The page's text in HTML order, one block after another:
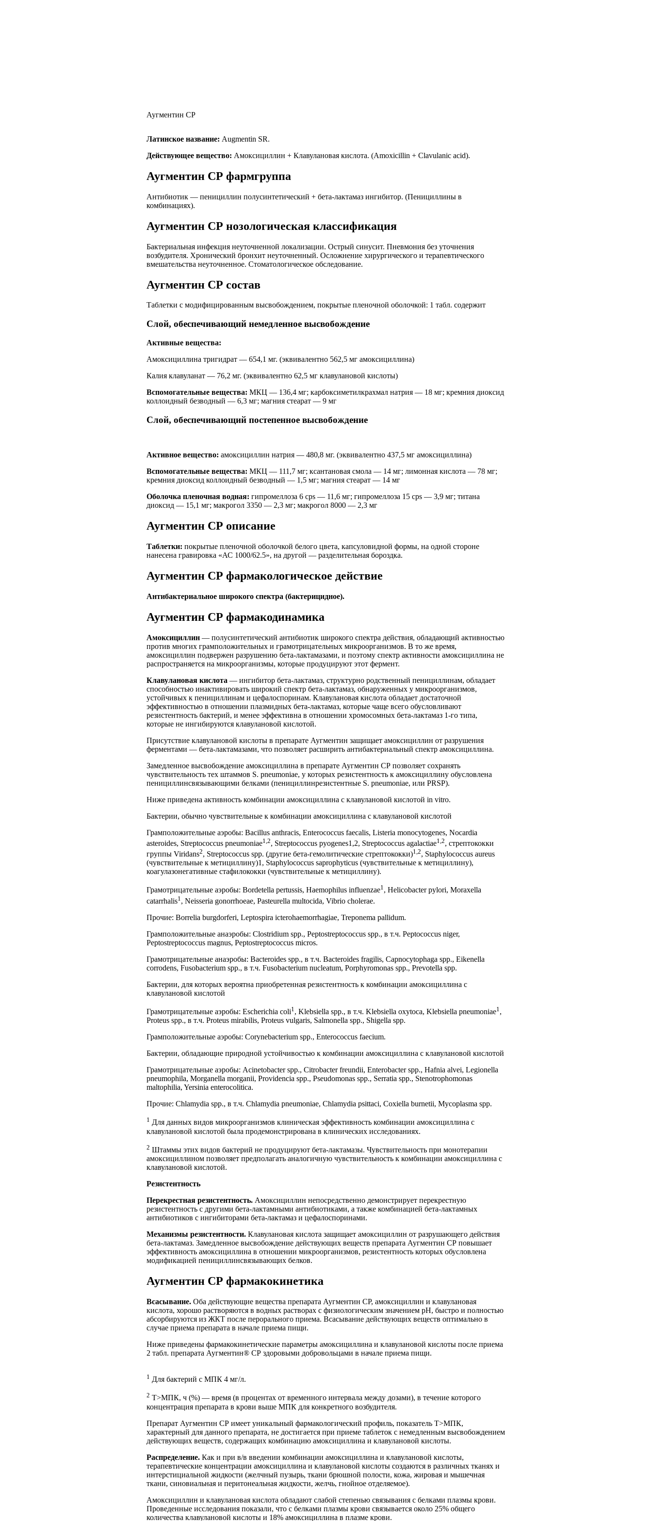
Аугментин СР
Латинское название: Augmentin SR.
Действующее вещество: Амоксициллин + Клавулановая кислота. (Amoxicillin + Clavulanic acid).
Аугментин СР фармгруппа
Антибиотик — пенициллин полусинтетический + бета-лактамаз ингибитор. (Пенициллины в
комбинациях).
Аугментин СР нозологическая классификация
Бактериальная инфекция неуточненной локализации. Острый синусит. Пневмония без уточнения
возбудителя. Хронический бронхит неуточненный. Осложнение хирургического и терапевтического
вмешательства неуточненное. Стоматологическое обследование.
Аугментин СР состав
Таблетки с модифицированным высвобождением, покрытые пленочной оболочкой: 1 табл. содержит
Слой, обеспечивающий немедленное высвобождение
Активные вещества:
Амоксициллина тригидрат — 654,1 мг. (эквивалентно 562,5 мг амоксициллина)
Калия клавуланат — 76,2 мг. (эквивалентно 62,5 мг клавулановой кислоты)
Вспомогательные вещества: МКЦ — 136,4 мг; карбоксиметилкрахмал натрия — 18 мг; кремния диоксид
коллоидный безводный — 6,3 мг; магния стеарат — 9 мг
Слой, обеспечивающий постепенное высвобождение
Активное вещество: амоксициллин натрия — 480,8 мг. (эквивалентно 437,5 мг амоксициллина)
Вспомогательные вещества: МКЦ — 111,7 мг; ксантановая смола — 14 мг; лимонная кислота — 78 мг;
кремния диоксид коллоидный безводный — 1,5 мг; магния стеарат — 14 мг
Оболочка пленочная водная: гипромеллоза 6 cps — 11,6 мг; гипромеллоза 15 cps — 3,9 мг; титана
диоксид — 15,1 мг; макрогол 3350 — 2,3 мг; макрогол 8000 — 2,3 мг
Аугментин СР описание
Таблетки: покрытые пленочной оболочкой белого цвета, капсуловидной формы, на одной стороне
нанесена гравировка «АС 1000/62.5», на другой — разделительная бороздка.
Аугментин СР фармакологическое действие
Антибактериальное широкого спектра (бактерицидное).
Аугментин СР фармакодинамика
Амоксициллин — полусинтетический антибиотик широкого спектра действия, обладающий активностью
против многих грамположительных и грамотрицательных микроорганизмов. В то же время,
амоксициллин подвержен разрушению бета-лактамазами, и поэтому спектр активности амоксициллина не
распространяется на микроорганизмы, которые продуцируют этот фермент.
Клавулановая кислота — ингибитор бета-лактамаз, структурно родственный пенициллинам, обладает
способностью инактивировать широкий спектр бета-лактамаз, обнаруженных у микроорганизмов,
устойчивых к пенициллинам и цефалоспоринам. Клавулановая кислота обладает достаточной
эффективностью в отношении плазмидных бета-лактамаз, которые чаще всего обусловливают
резистентность бактерий, и менее эффективна в отношении хромосомных бета-лактамаз 1-го типа,
которые не ингибируются клавулановой кислотой.
Присутствие клавулановой кислоты в препарате Аугментин защищает амоксициллин от разрушения
ферментами — бета-лактамазами, что позволяет расширить антибактериальный спектр амоксициллина.
Замедленное высвобождение амоксициллина в препарате Аугментин СР позволяет сохранять
чувствительность тех штаммов S. pneumoniae, у которых резистентность к амоксициллину обусловлена
пенициллинсвязывающими белками (пенициллинрезистентные S. pneumoniae, или PRSP).
Ниже приведена активность комбинации амоксициллина с клавулановой кислотой in vitro.
Бактерии, обычно чувствительные к комбинации амоксициллина с клавулановой кислотой
Грамположительные аэробы: Bacillus anthracis, Enterococcus faecalis, Listeria monocytogenes, Nocardia
asteroides, Streptococcus pneumoniae1,2, Streptococcus pyogenes1,2, Streptococcus agalactiae1,2, стрептококки
группы Viridans2, Streptococcus spp. (другие бета-гемолитические стрептококки)1,2, Staphylococcus aureus
(чувствительные к метициллину)1, Staphylococcus saprophyticus (чувствительные к метициллину),
коагулазонегативные стафилококки (чувствительные к метициллину).
Грамотрицательные аэробы: Bordetella pertussis, Haemophilus influenzae1, Helicobacter pylori, Moraxella
catarrhalis1 , Neisseria gonorrhoeae, Pasteurella multocida, Vibrio cholerae.
Прочие: Borrelia burgdorferi, Leptospira icterohaemorrhagiae, Treponema pallidum.
Грамположительные анаэробы: Clostridium spp., Peptostreptococcus spp., в т.ч. Peptococcus niger,
Peptostreptococcus magnus, Peptostreptococcus micros.
Грамотрицательные анаэробы: Bacteroides spp., в т.ч. Bacteroides fragilis, Capnocytophaga spp., Eikenella
corrodens, Fusobacterium spp., в т.ч. Fusobacterium nucleatum, Porphyromonas spp., Prevotella spp.
Бактерии, для которых вероятна приобретенная резистентность к комбинации амоксициллина с
клавулановой кислотой
Грамотрицательные аэробы: Escherichia coli1, Klebsiella spp., в т.ч. Klebsiella oxytoca, Klebsiella pneumoniae1,
Proteus spp., в т.ч. Proteus mirabilis, Proteus vulgaris, Salmonella spp., Shigella spp.
Грамположительные аэробы: Corynebacterium spp., Enterococcus faecium.
Бактерии, обладающие природной устойчивостью к комбинации амоксициллина с клавулановой кислотой
Грамотрицательные аэробы: Acinetobacter spp., Citrobacter freundii, Enterobacter spp., Hafnia alvei, Legionella
pneumophila, Morganella morganii, Providencia spp., Pseudomonas spp., Serratia spp., Stenotrophomonas
maltophilia, Yersinia enterocolitica.
Прочие: Chlamydia spp., в т.ч. Chlamydia pneumoniae, Chlamydia psittaci, Coxiella burnetii, Mycoplasma spp.
1 Для данных видов микроорганизмов клиническая эффективность комбинации амоксициллина с
клавулановой кислотой была продемонстрирована в клинических исследованиях.
2 Штаммы этих видов бактерий не продуцируют бета-лактамазы. Чувствительность при монотерапии
амоксициллином позволяет предполагать аналогичную чувствительность к комбинации амоксициллина с
клавулановой кислотой.
Резистентность
Перекрестная резистентность. Амоксициллин непосредственно демонстрирует перекрестную
резистентность с другими бета-лактамными антибиотиками, а также комбинацией бета-лактамных
антибиотиков с ингибиторами бета-лактамаз и цефалоспоринами.
Механизмы резистентности. Клавулановая кислота защищает амоксициллин от разрушающего действия
бета-лактамаз. Замедленное высвобождение действующих веществ препарата Аугментин СР повышает
эффективность амоксициллина в отношении микроорганизмов, резистентность которых обусловлена
модификацией пенициллинсвязывающих белков.
Аугментин СР фармакокинетика
Всасывание. Оба действующие вещества препарата Аугментин СР, амоксициллин и клавулановая
кислота, хорошо растворяются в водных растворах с физиологическим значением рН, быстро и полностью
абсорбируются из ЖКТ после перорального приема. Всасывание действующих веществ оптимально в
случае приема препарата в начале приема пищи.
Ниже приведены фармакокинетические параметры амоксициллина и клавулановой кислоты после приема
2 табл. препарата Аугментин® СР здоровыми добровольцами в начале приема пищи.
1 Для бактерий с МПК 4 мг/л.
2 Т>МПК, ч (%) — время (в процентах от временного интервала между дозами), в течение которого
концентрация препарата в крови выше МПК для конкретного возбудителя.
Препарат Аугментин СР имеет уникальный фармакологический профиль, показатель Т>МПК,
характерный для данного препарата, не достигается при приеме таблеток с немедленным высвобождением
действующих веществ, содержащих комбинацию амоксициллина и клавулановой кислоты.
Распределение. Как и при в/в введении комбинации амоксициллина и клавулановой кислоты,
терапевтические концентрации амоксициллина и клавулановой кислоты создаются в различных тканях и
интерстициальной жидкости (желчный пузырь, ткани брюшной полости, кожа, жировая и мышечная
ткани, синовиальная и перитонеальная жидкости, желчь, гнойное отделяемое).
Амоксициллин и клавулановая кислота обладают слабой степенью связывания с белками плазмы крови.
Проведенные исследования показали, что с белками плазмы крови связывается около 25% общего
количества клавулановой кислоты и 18% амоксициллина в плазме крови.